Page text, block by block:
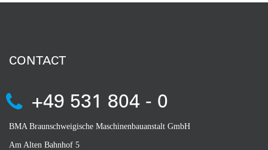
CONTACT
+49 531 804 - 0
BMA Braunschweigische Maschinenbauanstalt GmbH
Am Alten Bahnhof 5